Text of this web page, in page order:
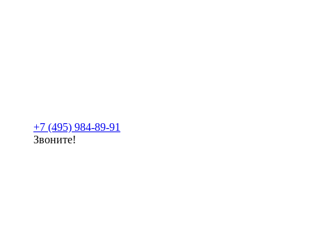
+7 (495) 984-89-91
Звоните!